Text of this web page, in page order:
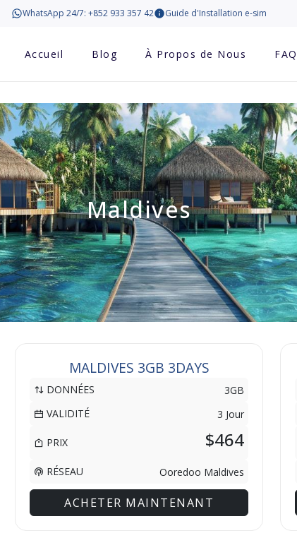
WhatsApp 24/7: +852 933 357 42 Guide d'Installation e-sim
Accueil Blog À Propos de Nous FAQ
Maldives
MALDIVES 3GB 3DAYS
DONNÉES
3GB
VALIDITÉ
3 Jour
PRIX $464
RÉSEAU Ooredoo Maldives
ACHETER MAINTENANT